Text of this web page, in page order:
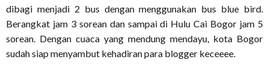
dibagi menjadi 2 bus dengan menggunakan bus blue bird.
Berangkat jam 3 sorean dan sampai di Hulu Cai Bogor jam 5
sorean. Dengan cuaca yang mendung mendayu, kota Bogor
sudah siap menyambut kehadiran para blogger keceeee.